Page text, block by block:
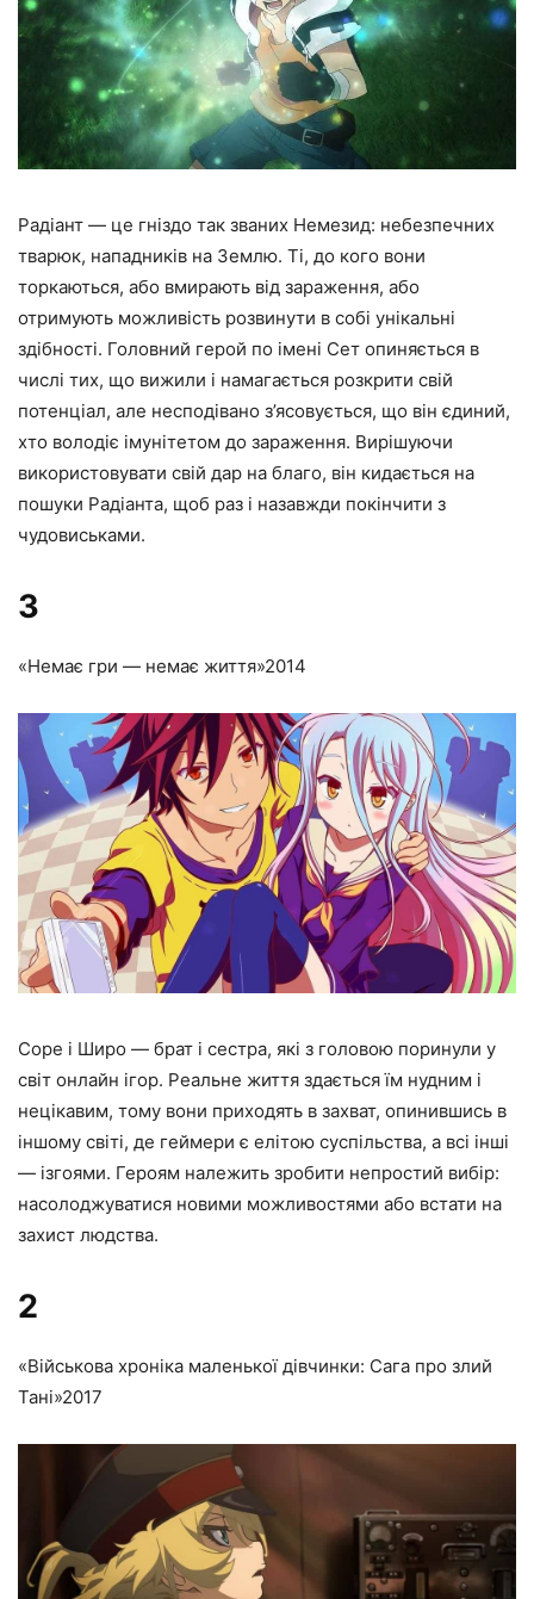
Радіант — це гніздо так званих Немезид: небезпечних
тварюк, нападників на Землю. Ті, до кого вони
торкаються, або вмирають від зараження, або
отримують можливість розвинути в собі унікальні
здібності. Головний герой по імені Сет опиняється в
числі тих, що вижили і намагається розкрити свій
потенціал, але несподівано з’ясовується, що він єдиний,
хто володіє імунітетом до зараження. Вирішуючи
використовувати свій дар на благо, він кидається на
пошуки Радіанта, щоб раз і назавжди покінчити з
чудовиськами.
3
«Немає гри — немає життя»2014
Соре і Широ — брат і сестра, які з головою поринули у
світ онлайн ігор. Реальне життя здається їм нудним і
нецікавим, тому вони приходять в захват, опинившись в
іншому світі, де геймери є елітою суспільства, а всі інші
— ізгоями. Героям належить зробити непростий вибір:
насолоджуватися новими можливостями або встати на
захист людства.
2
«Військова хроніка маленької дівчинки: Сага про злий
Тані»2017